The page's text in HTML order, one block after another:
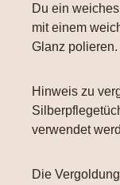
Du ein
mit einem
Glanz polieren.
Hinweis zu
verwendet
Die